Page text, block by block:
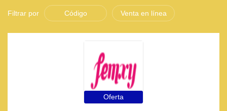
Filtrar por Código Venta en línea
Oferta